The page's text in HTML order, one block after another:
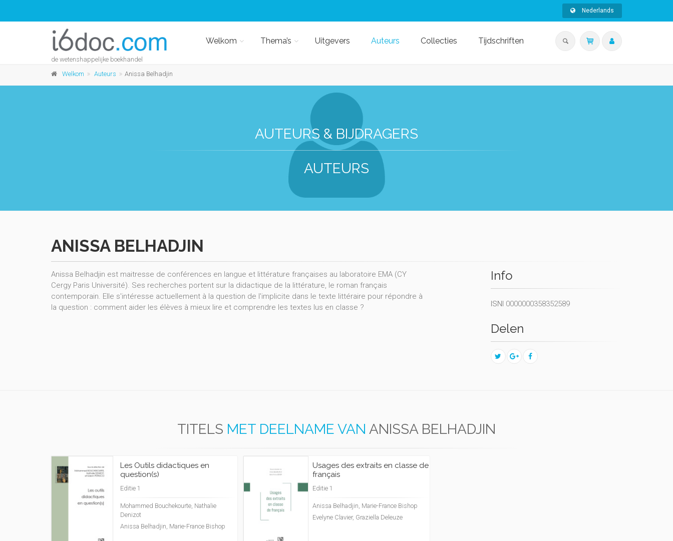
Nederlands
de wetenshappelijke boekhandel
Welkom Thema’s Uitgevers Auteurs Collecties Tijdschriften
Welkom Auteurs Anissa Belhadjin
AUTEURS & BIJDRAGERS
AUTEURS
ANISSA BELHADJIN
Anissa Belhadjin est maitresse de conférences en langue et littérature françaises au laboratoire EMA (CY
Cergy Paris Université). Ses recherches portent sur la didactique de la littérature, le roman français
contemporain. Elle s'intéresse actuellement à la question de l'implicite dans le texte littéraire pour répondre à
la question : comment aider les élèves à mieux lire et comprendre les textes lus en classe ?
Info
ISNI 0000000358352589
Delen
TITELS MET DEELNAME VAN ANISSA BELHADJIN
Les Outils didactiques en
question(s)
Editie 1
Mohammed Bouchekourte, Nathalie
Denizot
Anissa Belhadjin, Marie-France Bishop
Usages des extraits en classe de
français
Editie 1
Anissa Belhadjin, Marie-France Bishop
Evelyne Clavier, Graziella Deleuze